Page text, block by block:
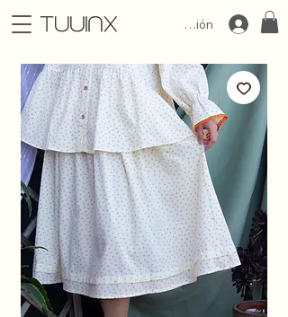
Iniciar Sesión